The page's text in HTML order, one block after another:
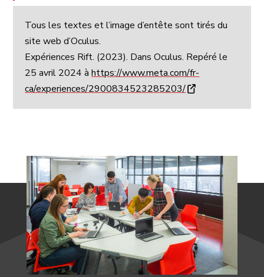
Tous les textes et l’image d’entête sont tirés du
site web d’Oculus.
Expériences Rift. (2023). Dans Oculus. Repéré le
25 avril 2024 àhttps://www.meta.com/fr-
ca/experiences/2900834523285203/